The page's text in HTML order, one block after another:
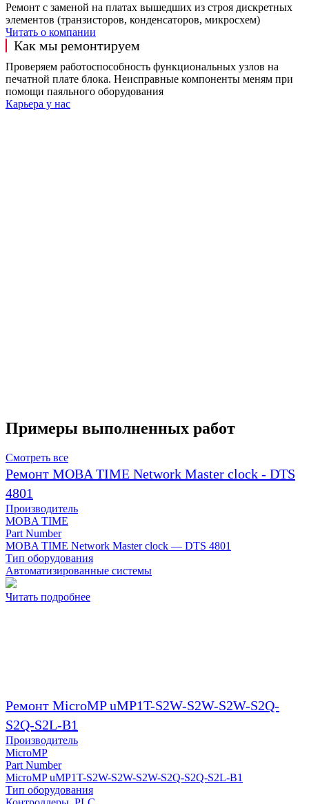
Ремонт с заменой на платах вышедших из строя дискретных
элементов (транзисторов, конденсаторов, микросхем)
Читать о компании
Как мы ремонтируем
Проверяем работоспособность функциональных узлов на
печатной плате блока. Неисправные компоненты меням при
помощи паяльного оборудования
Карьера у нас
Примеры выполненных работ
Смотреть все
Ремонт MOBA TIME Network Master clock - DTS
4801
Производитель
MOBA TIME
Part Number
MOBA TIME Network Master clock — DTS 4801
Тип оборудования
Автоматизированные системы
Читать подробнее
Ремонт MicroMP uMP1T-S2W-S2W-S2W-S2Q-
S2Q-S2L-B1
Производитель
MicroMP
Part Number
MicroMP uMP1T-S2W-S2W-S2W-S2Q-S2Q-S2L-B1
Тип оборудования